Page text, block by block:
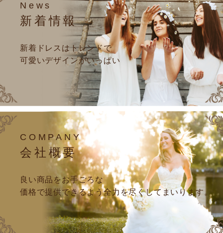
News
新着情報
新着ドレスはトレンドで
可愛いデザインがいっぱい
COMPANY
会社概要
良い商品をお手ごろな
価格で提供できるよう全力を尽くしてまいります。